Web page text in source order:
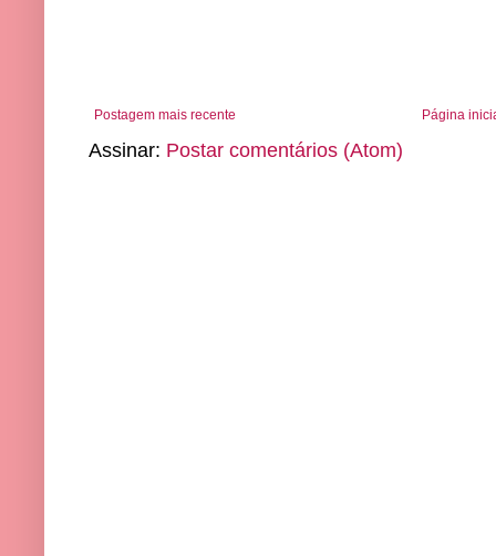
Postagem mais recente Página
Assinar: Postar comentários (Atom)